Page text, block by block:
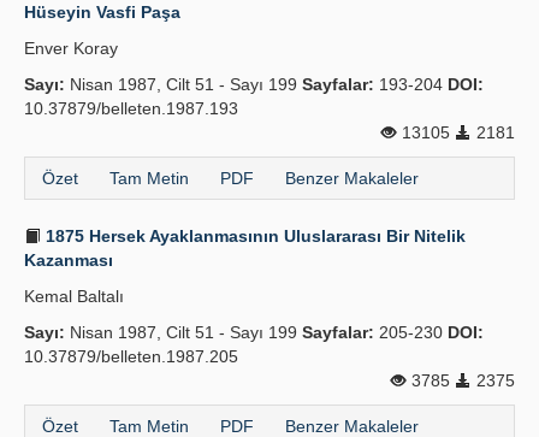
Hüseyin Vasfi Paşa
Enver Koray
Sayı: Nisan 1987, Cilt 51 - Sayı 199 Sayfalar: 193-204 DOI:
10.37879/belleten.1987.193
13105
2181
Özet Tam Metin PDF Benzer Makaleler
1875 Hersek Ayaklanmasının Uluslararası Bir Nitelik
Kazanması
Kemal Baltalı
Sayı: Nisan 1987, Cilt 51 - Sayı 199 Sayfalar: 205-230 DOI:
10.37879/belleten.1987.205
3785
2375
Özet Tam Metin PDF Benzer Makaleler